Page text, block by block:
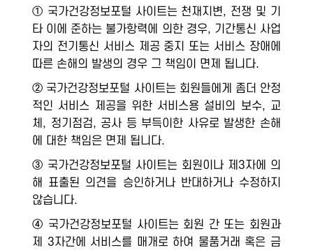
① 국가건강정보포털 사이트는 천재지변, 전쟁 및 기
타 이에 준하는 불가항력에 의한 경우, 기간통신 사업
자의 전기통신 서비스 제공 중지 또는 서비스 장애에
따른 손해의 발생의 경우 그 책임이 면제 됩니다.
② 국가건강정보포털 사이트는 회원들에게 좀더 안정
적인 서비스 제공을 위한 서비스용 설비의 보수, 교
체, 정기점검, 공사 등 부득이한 사유로 발생한 손해
에 대한 책임은 면제 됩니다.
③ 국가건강정보포털 사이트는 회원이나 제3자에 의
해 표출된 의견을 승인하거나 반대하거나 수정하지
않습니다.
④ 국가건강정보포털 사이트는 회원 간 또는 회원과
제 3자간에 서비스를 매개로 하여 물품거래 혹은 금